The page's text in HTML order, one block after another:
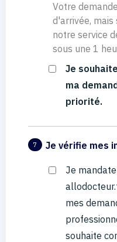
Votre
d'arrivée, mais
notre service
sous une 1
Je
ma
priorité.
7 Je vérifie mes
Je
mes
souhaite